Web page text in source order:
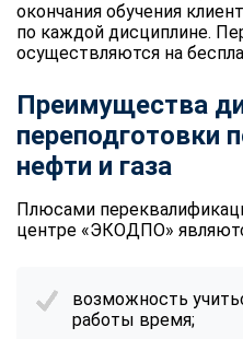
окончания обучения
по каждой дисциплине.
осуществляются на
Преимущества
переподготовки
нефти и газа
Плюсами
центре «ЭКОДПО»
возможность
работы время;